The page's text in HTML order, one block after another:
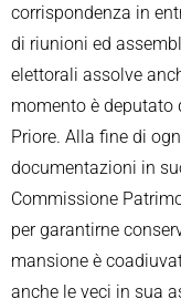
corrispondenza in
di riunioni ed
elettorali assolve
momento è deputato
Priore. Alla fine di
documentazioni in
Commissione
per garantirne
mansione è
anche le veci in sua